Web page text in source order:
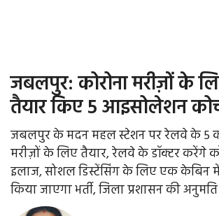
Office Office
Farm & Food
Opinion
जबलपुर: कोरोना मरीज़ों के
तैयार किए 5 आइसोलेशन
जबलपुर के मदन महल स्टेशन पर रेलवे के 5
मरीज़ों के लिए तैयार, रेलवे के डॉक्टर करेंगे
इलाज, सोशल डिस्टेंसिंग के लिए एक केबिन
किया जाएगा भर्ती, जिला प्रशासन की